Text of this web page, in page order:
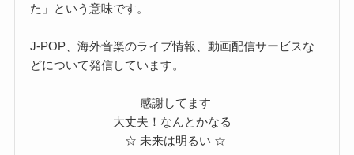
た」という意味です。
J-POP、海外音楽のライブ情報、動画配信サービスな
どについて発信しています。
感謝してます
大丈夫！なんとかなる
☆ 未来は明るい ☆